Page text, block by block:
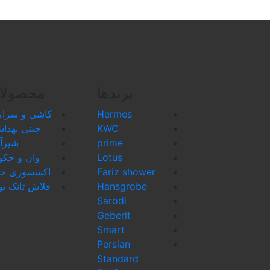
کاشی و
چینی
وان و
اکسسوری
فلاش تانک
Hermes
KWC
prime
Lotus
Fariz shower
Hansgrobe
Sarodi
Geberit
Smart
Persian
Standard